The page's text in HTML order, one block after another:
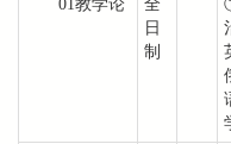
01教学论
全
日
制